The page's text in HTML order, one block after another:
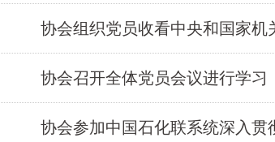
协会组织党员收看中央和国家机
协会召开全体党员会议进行学习
协会参加中国石化联系统深入